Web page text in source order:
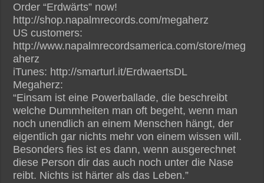
Order “Erdwärts” now!
http://shop.napalmrecords.com/megaherz
US customers:
http://www.napalmrecordsamerica.com/store/meg
aherz
iTunes: http://smarturl.it/ErdwaertsDL
Megaherz:
“Einsam ist eine Powerballade, die beschreibt
welche Dummheiten man oft begeht, wenn man
noch unendlich an einem Menschen hängt, der
eigentlich gar nichts mehr von einem wissen will.
Besonders fies ist es dann, wenn ausgerechnet
diese Person dir das auch noch unter die Nase
reibt. Nichts ist härter als das Leben.”